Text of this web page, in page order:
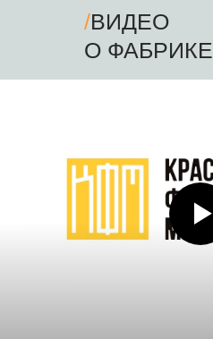
/ВИДЕО
О ФАБРИКЕ